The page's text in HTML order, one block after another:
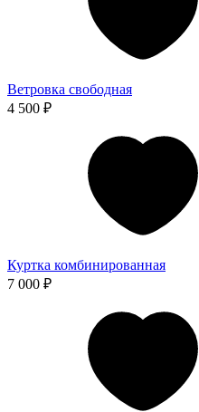
Ветровка свободная
4 500 ₽
Куртка комбинированная
7 000 ₽